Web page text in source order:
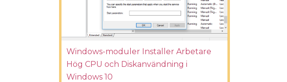
Windows-moduler Installer Arbetare
Hög CPU och Diskanvändning i
Windows 10